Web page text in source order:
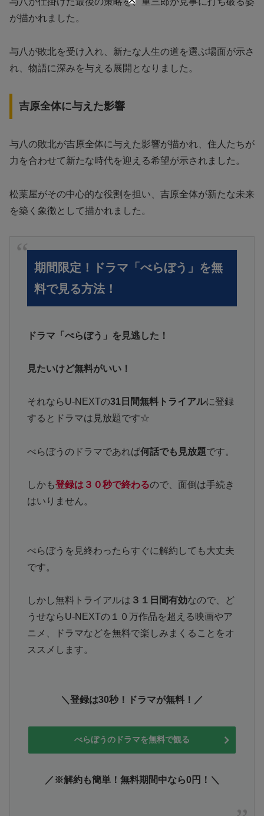
が描かれました。
与八が敗北を受け入れ、新たな人生の道を選ぶ場面が示さ
れ、物語に深みを与える展開となりました。
吉原全体に与えた影響
与八の敗北が吉原全体に与えた影響が描かれ、住人たちが
力を合わせて新たな時代を迎える希望が示されました。
松葉屋がその中心的な役割を担い、吉原全体が新たな未来
を築く象徴として描かれました。
期間限定！ドラマ「べらぼう」を無
料で見る方法！
ドラマ「べらぼう」を見逃した！
見たいけど無料がいい！
それならU-NEXTの31日間無料トライアルに登録
するとドラマは見放題です☆
べらぼうのドラマであれば何話でも見放題です。
しかも登録は３０秒で終わるので、面倒は手続き
はいりません。
べらぼうを見終わったらすぐに解約しても大丈夫
です。
しかし無料トライアルは ３１日間有効なので、ど
うせならU-NEXTの１０万作品を超える映画やア
ニメ、ドラマなどを無料で楽しみまくることをオ
ススメします。
＼登録は30秒！ドラマが無料！／
べらぼうのドラマを無料で観る
／※解約も簡単！無料期間中なら0円！＼